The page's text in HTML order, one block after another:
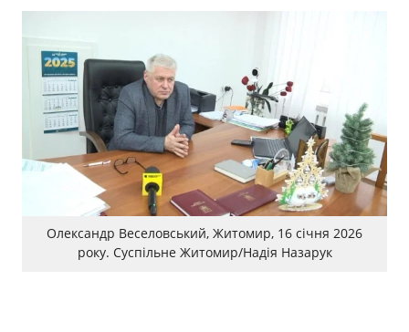
Олександр Веселовський, Житомир, 16 січня 2026
року. Суспільне Житомир/Надія Назарук